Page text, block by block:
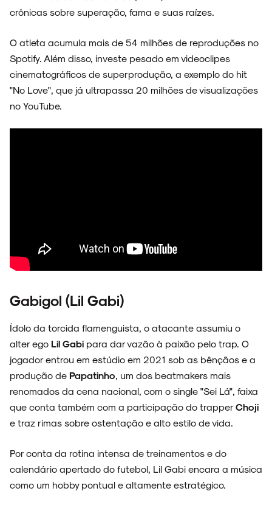
crônicas sobre superação, fama e suas raízes.
O atleta acumula mais de 54 milhões de reproduções no
Spotify. Além disso, investe pesado em videoclipes
cinematográficos de superprodução, a exemplo do hit
"No Love", que já ultrapassa 20 milhões de visualizações
no YouTube.
Gabigol (Lil Gabi)
Ídolo da torcida flamenguista, o atacante assumiu o
alter ego Lil Gabi para dar vazão à paixão pelo trap. O
jogador entrou em estúdio em 2021 sob as bênçãos e a
produção de Papatinho, um dos beatmakers mais
renomados da cena nacional, com o single "Sei Lá", faixa
que conta também com a participação do trapperChoji
e traz rimas sobre ostentação e alto estilo de vida.
Por conta da rotina intensa de treinamentos e do
calendário apertado do futebol, Lil Gabi encara a música
como um hobby pontual e altamente estratégico.